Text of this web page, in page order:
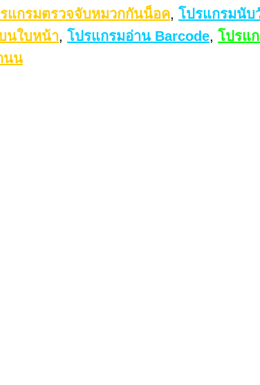
แกรมตรวจจับหมวกกันน็อค, โปรแกรมนับ
นใบหน้า, โปรแกรมอ่าน Barcode, โปรแ
นน